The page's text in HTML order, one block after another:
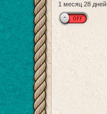
1 месяц 28 дней